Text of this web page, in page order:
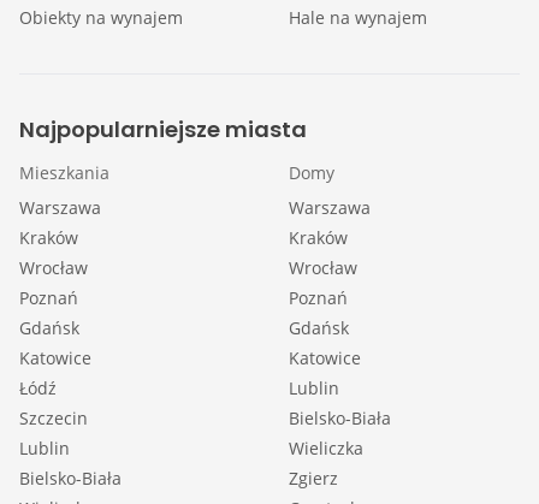
Obiekty na wynajem
Hale na wynajem
Najpopularniejsze miasta
Mieszkania
Warszawa
Kraków
Wrocław
Poznań
Gdańsk
Katowice
Łódź
Szczecin
Lublin
Bielsko-Biała
Domy
Warszawa
Kraków
Wrocław
Poznań
Gdańsk
Katowice
Lublin
Bielsko-Biała
Wieliczka
Zgierz